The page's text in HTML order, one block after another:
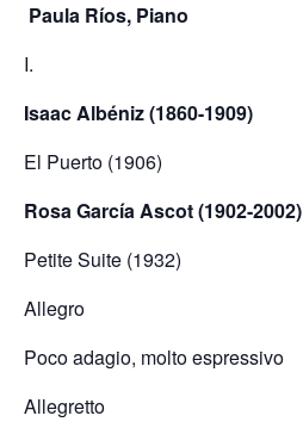
Paula Ríos, Piano
I.
Isaac Albéniz (1860-1909)
El Puerto (1906)
Rosa García Ascot (1902-2002)
Petite Suite (1932)
Allegro
Poco adagio, molto espressivo
Allegretto